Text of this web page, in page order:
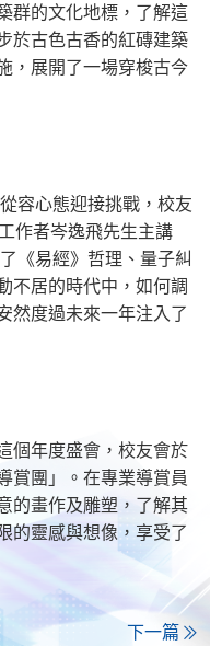
群的文化地標，了解這
於古色古香的紅磚建築
，展開了一場穿梭古今
容心態迎接挑戰，校友
作者岑逸飛先生主講
《易經》哲理、量子糾
不居的時代中，如何調
然度過未來一年注入了
個年度盛會，校友會於
賞團」。​​在專業導賞員
的畫作及雕塑，了解其
的靈感與想像，享受了
下一篇